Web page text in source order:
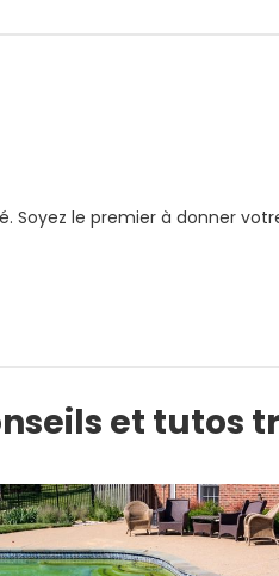
Soyez le premier à donner
et tutos